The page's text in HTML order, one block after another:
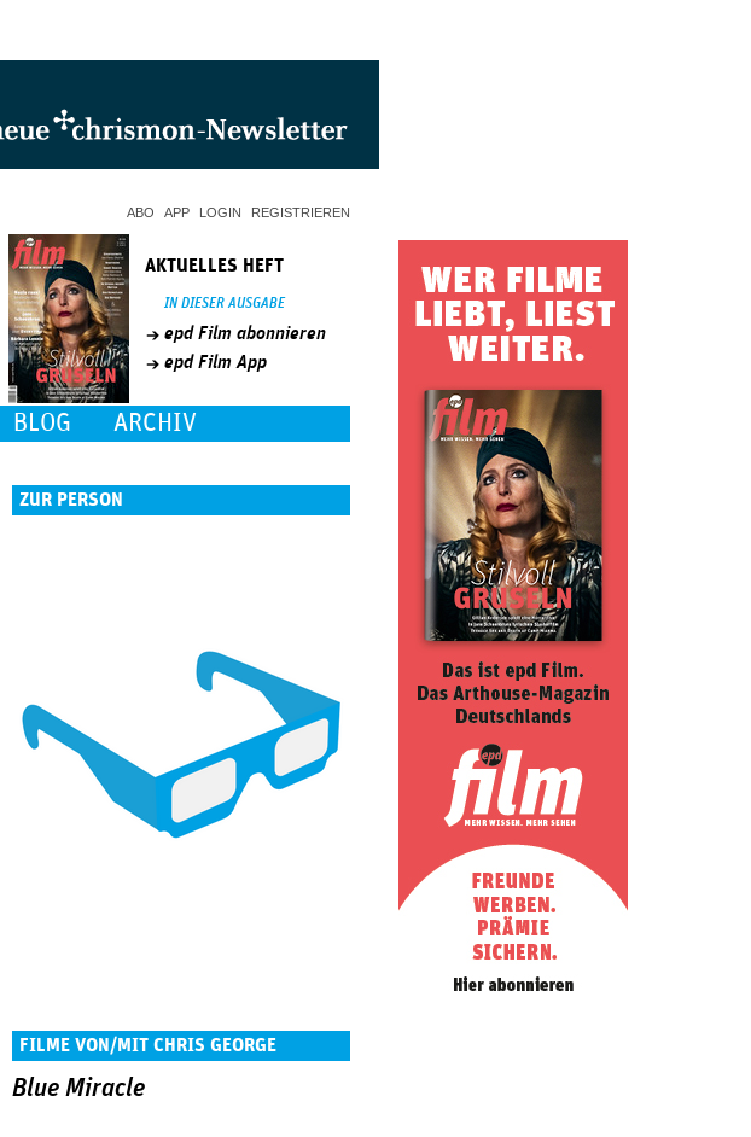
ABO APP LOGIN REGISTRIEREN
AKTUELLES HEFT
IN DIESER AUSGABE
epd Film abonnieren
epd Film App
BLOG ARCHIV
ZUR PERSON
FILME VON/MIT CHRIS GEORGE
Blue Miracle